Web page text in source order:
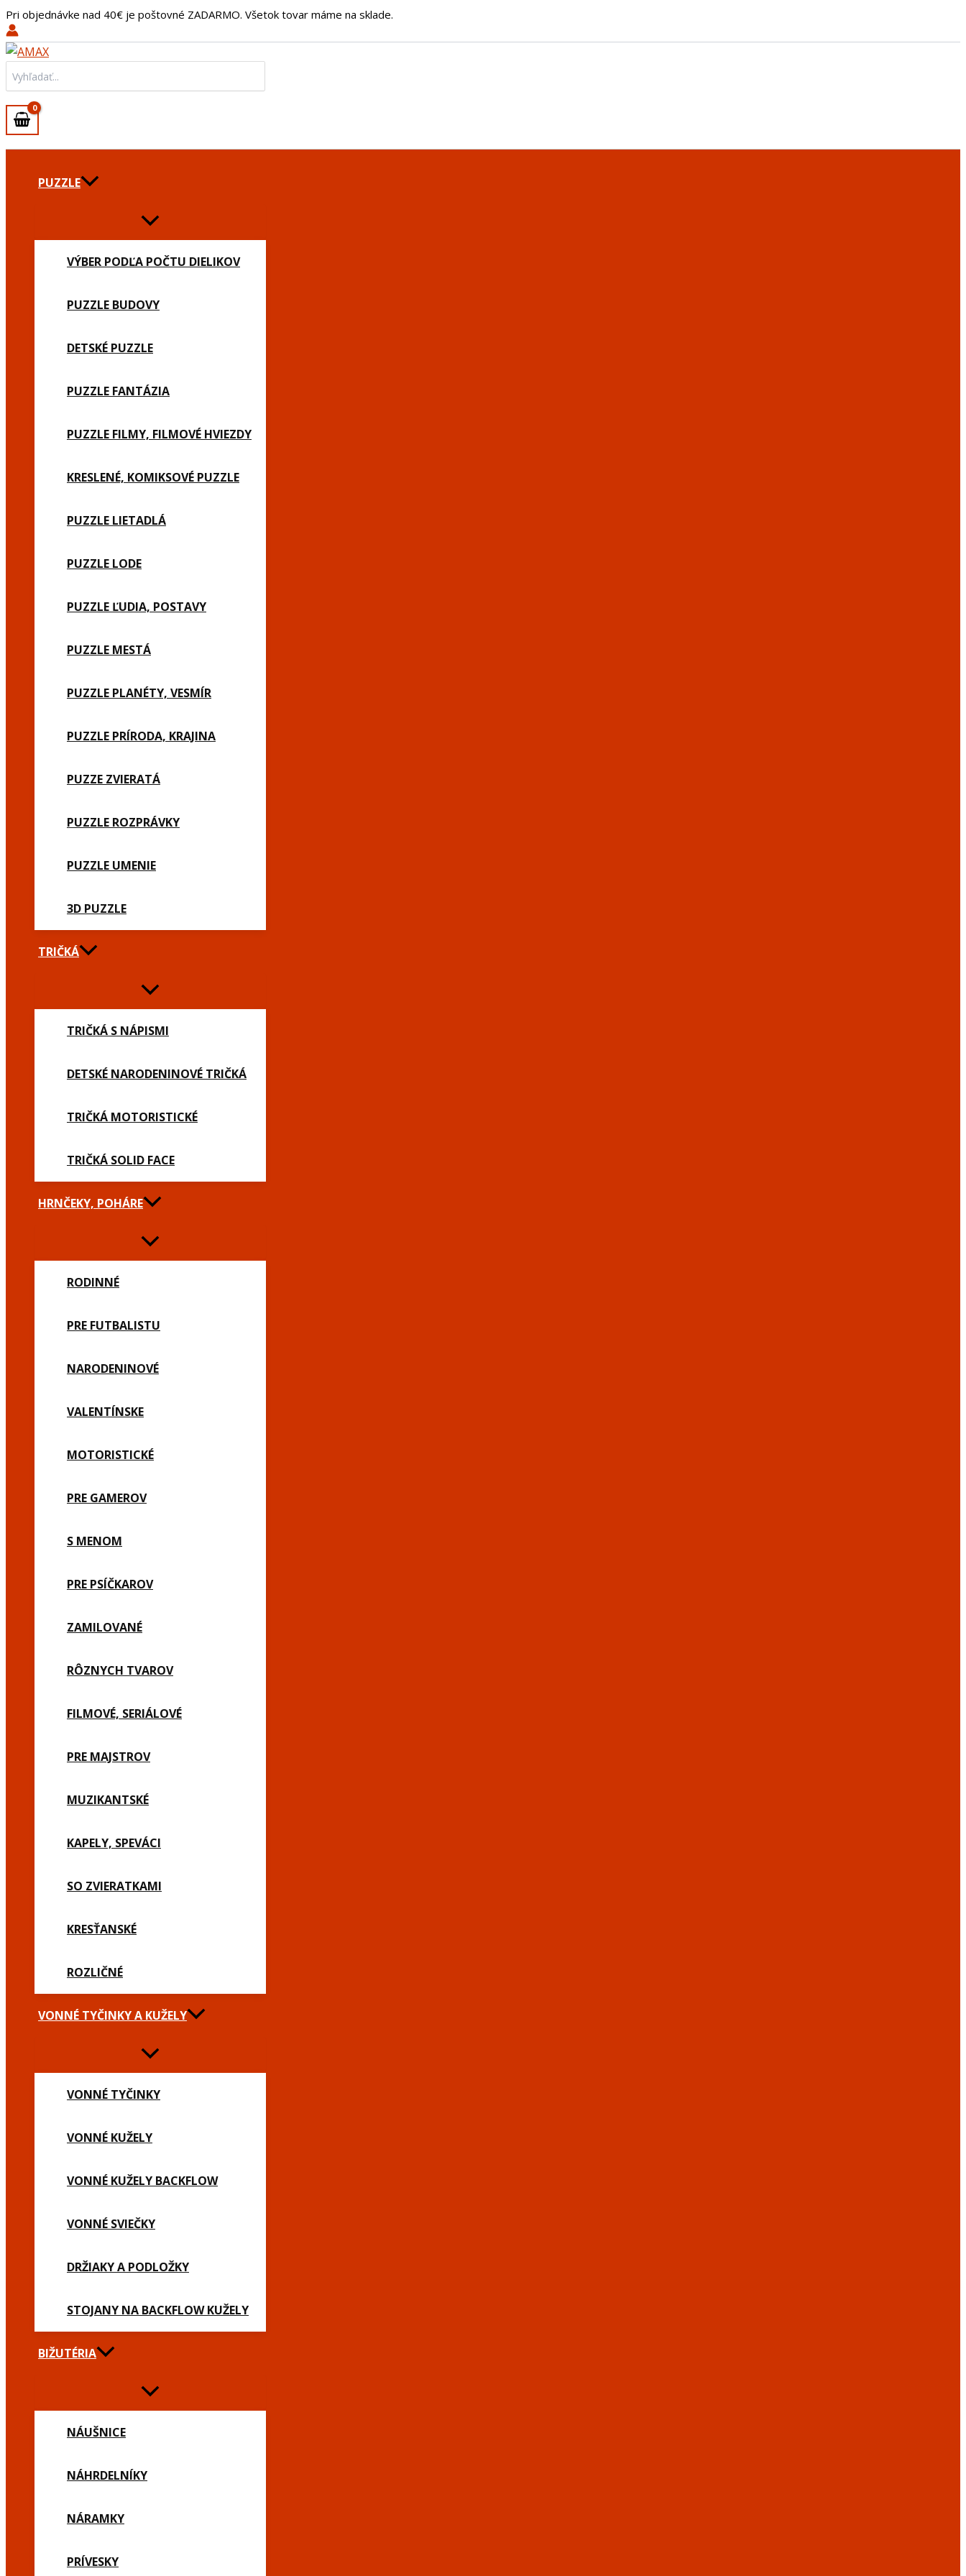
Preskočiť
na
obsah
Pri objednávke nad 40€ je poštovné ZADARMO. Všetok tovar máme na sklade.
for:
PUZZLE
VÝBER PODĽA POČTU DIELIKOV
PUZZLE BUDOVY
DETSKÉ PUZZLE
PUZZLE FANTÁZIA
PUZZLE FILMY, FILMOVÉ HVIEZDY
KRESLENÉ, KOMIKSOVÉ PUZZLE
PUZZLE LIETADLÁ
PUZZLE LODE
PUZZLE ĽUDIA, POSTAVY
PUZZLE MESTÁ
PUZZLE PLANÉTY, VESMÍR
PUZZLE PRÍRODA, KRAJINA
PUZZE ZVIERATÁ
PUZZLE ROZPRÁVKY
PUZZLE UMENIE
3D PUZZLE
TRIČKÁ
TRIČKÁ S NÁPISMI
DETSKÉ NARODENINOVÉ TRIČKÁ
TRIČKÁ MOTORISTICKÉ
TRIČKÁ SOLID FACE
HRNČEKY, POHÁRE
RODINNÉ
PRE FUTBALISTU
NARODENINOVÉ
VALENTÍNSKE
MOTORISTICKÉ
PRE GAMEROV
S MENOM
PRE PSÍČKAROV
ZAMILOVANÉ
RÔZNYCH TVAROV
FILMOVÉ, SERIÁLOVÉ
PRE MAJSTROV
MUZIKANTSKÉ
KAPELY, SPEVÁCI
SO ZVIERATKAMI
KRESŤANSKÉ
ROZLIČNÉ
VONNÉ TYČINKY A KUŽELY
VONNÉ TYČINKY
VONNÉ KUŽELY
VONNÉ KUŽELY BACKFLOW
VONNÉ SVIEČKY
DRŽIAKY A PODLOŽKY
STOJANY NA BACKFLOW KUŽELY
BIŽUTÉRIA
NÁUŠNICE
NÁHRDELNÍKY
NÁRAMKY
PRÍVESKY
Kľúčenka
Tmavý
disk